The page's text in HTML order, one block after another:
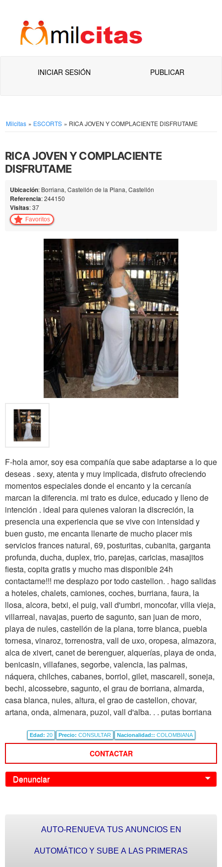
INICIAR SESIÓN PUBLICAR
Milcitas » ESCORTS » RICA JOVEN Y COMPLACIENTE DISFRUTAME
RICA JOVEN Y COMPLACIENTE
DISFRUTAME
Ubicación: Borriana, Castellón de la Plana, Castellón
Referencia: 244150
Visitas: 37
Favoritos
F-hola amor, soy esa compañía que sabe adaptarse a lo que
deseas . sexy, atenta y muy implicada, disfruto ofreciendo
momentos especiales donde el encanto y la cercanía
marcan la diferencia. mi trato es dulce, educado y lleno de
intención . ideal para quienes valoran la discreción, la
presencia una experiencia que se vive con intensidad y
buen gusto, me encanta llenarte de mucho placer mis
servicios frances natural, 69, posturitas, cubanita, garganta
profunda, ducha, duplex, trio, parejas, caricias, masajitos
fiesta, copita gratis y mucho mas disponible 24h
contactame!!! me desplazo por todo castellon. . hago salidas
a hoteles, chalets, camiones, coches, burriana, faura, la
llosa, alcora, betxi, el puig, vall d'umbri, moncofar, villa vieja,
villarreal, navajas, puerto de sagunto, san juan de moro,
playa de nules, castellón de la plana, torre blanca, puebla
tornesa, vinaroz, torrenostra, vall de uxo, oropesa, almazora,
alca de xivert, canet de berenguer, alquerías, playa de onda,
benicasin, villafanes, segorbe, valencia, las palmas,
náquera, chilches, cabanes, borriol, gilet, mascarell, soneja,
bechi, alcossebre, sagunto, el grau de borriana, almarda,
casa blanca, nules, altura, el grao de castellon, chovar,
artana, onda, almenara, puzol, vall d'alba. . . putas borriana
Edad: 20 Precio: CONSULTAR Nacionalidad:: COLOMBIANA
CONTACTAR
Denunciar 0
AUTO-RENUEVA TUS ANUNCIOS EN
AUTOMÁTICO Y SUBE A LAS PRIMERAS